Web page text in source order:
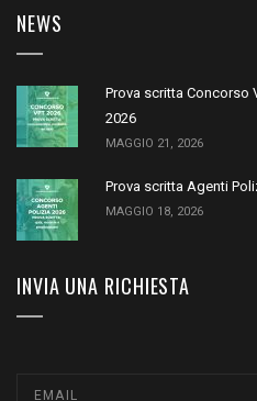
NEWS
Prova scritta Concorso
2026
MAGGIO 21, 2026
Prova scritta Agenti
MAGGIO 18, 2026
INVIA UNA RICHIESTA